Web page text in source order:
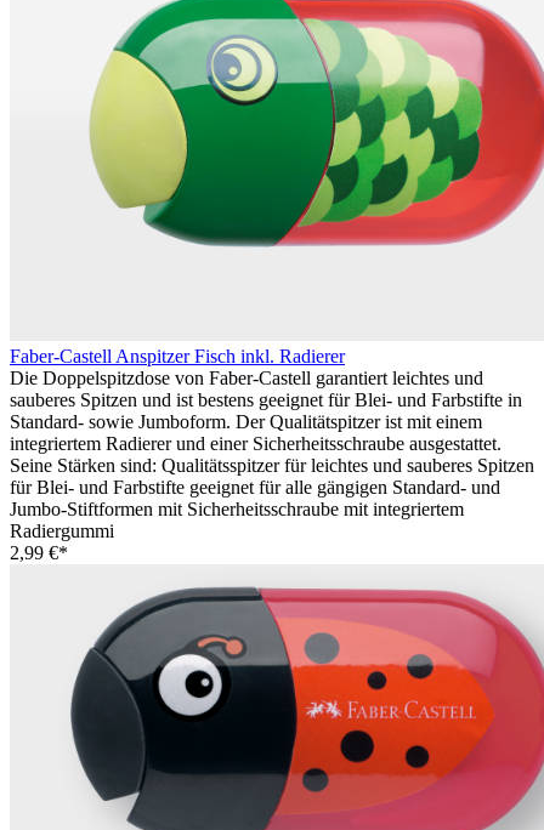
Faber-Castell Anspitzer Fisch inkl. Radierer
Die Doppelspitzdose von Faber-Castell garantiert leichtes und
sauberes Spitzen und ist bestens geeignet für Blei- und Farbstifte in
Standard- sowie Jumboform. Der Qualitätspitzer ist mit einem
integriertem Radierer und einer Sicherheitsschraube ausgestattet.
Seine Stärken sind: Qualitätsspitzer für leichtes und sauberes Spitzen
für Blei- und Farbstifte geeignet für alle gängigen Standard- und
Jumbo-Stiftformen mit Sicherheitsschraube mit integriertem
Radiergummi
2,99 €*